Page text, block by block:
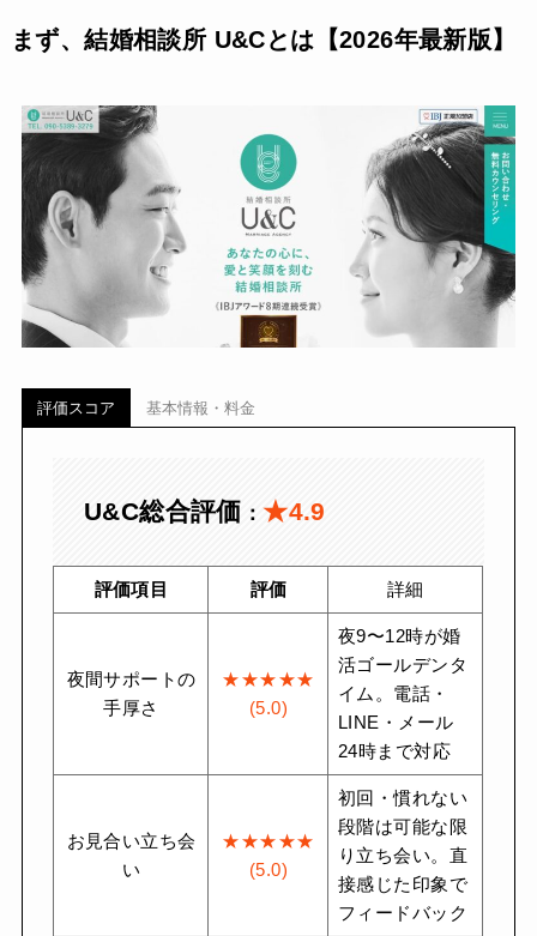
まず、結婚相談所 U&Cとは【2026年最新版】
評価スコア 基本情報・料金
U&C総合評価 ：★4.9
評価項目 評価 詳細
夜間サポートの
手厚さ
★★★★★
(5.0)
夜9〜12時が婚
活ゴールデンタ
イム。電話・
LINE・メール
24時まで対応
お見合い立ち会
い
★★★★★
(5.0)
初回・慣れない
段階は可能な限
り立ち会い。直
接感じた印象で
フィードバック